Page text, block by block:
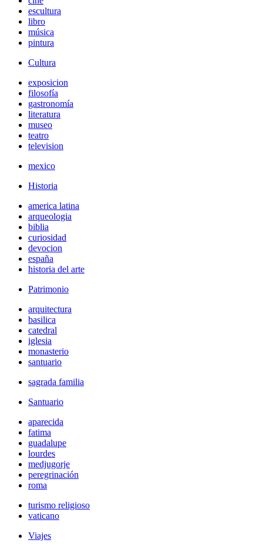
escultura
libro
música
pintura
Cultura
exposicion
filosofía
gastronomía
literatura
museo
teatro
television
mexico
Historia
america latina
arqueologia
biblia
curiosidad
devocion
españa
historia del arte
Patrimonio
arquitectura
basilica
catedral
iglesia
monasterio
santuario
sagrada familia
Santuario
aparecida
fatima
guadalupe
lourdes
medjugorje
peregrinación
roma
turismo religioso
vaticano
Viajes